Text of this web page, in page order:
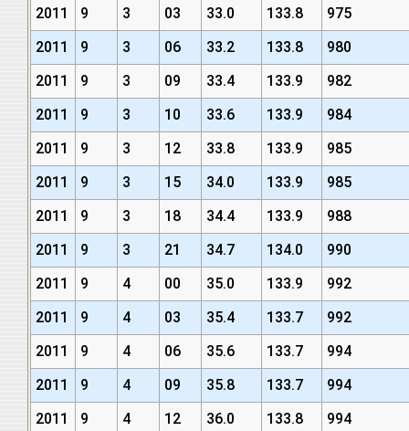
2011 9 3 03 33.0 133.8
975
2011
9 3 06 33.2 133.8
980
2011
9 3 09 33.4 133.9
982
2011
9 3 10 33.6 133.9
984
2011
9 3 12 33.8 133.9
985
2011
9 3 15 34.0 133.9
985
2011
9 3 18 34.4 133.9
988
2011
9 3 21 34.7 134.0
990
2011
9 4 00 35.0 133.9
992
2011
9 4 03 35.4 133.7
992
2011
9 4 06 35.6 133.7
994
2011
9 4 09 35.8 133.7
994
2011
9 4 12 36.0 133.8
994